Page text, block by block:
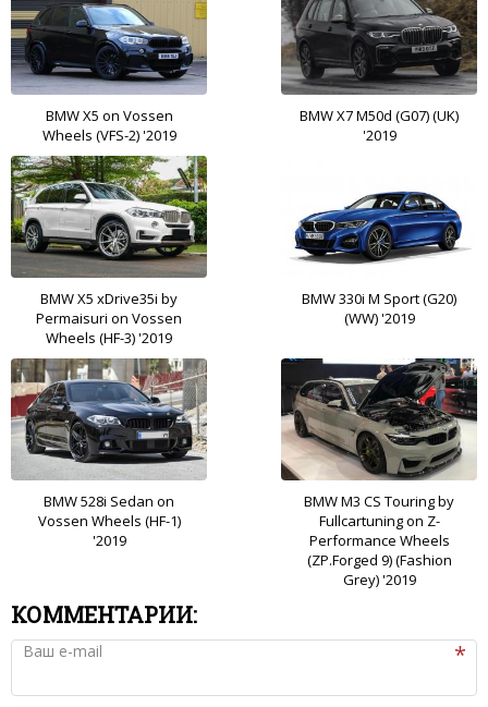
BMW X5 on Vossen
Wheels (VFS-2) '2019
BMW X7 M50d (G07) (UK)
'2019
BMW X5 xDrive35i by
Permaisuri on Vossen
Wheels (HF-3) '2019
BMW 330i M Sport (G20)
(WW) '2019
BMW 528i Sedan on
Vossen Wheels (HF-1)
'2019
BMW M3 CS Touring by
Fullcartuning on Z-
Performance Wheels
(ZP.Forged 9) (Fashion
Grey) '2019
КОММЕНТАРИИ:
Ваш e-mail